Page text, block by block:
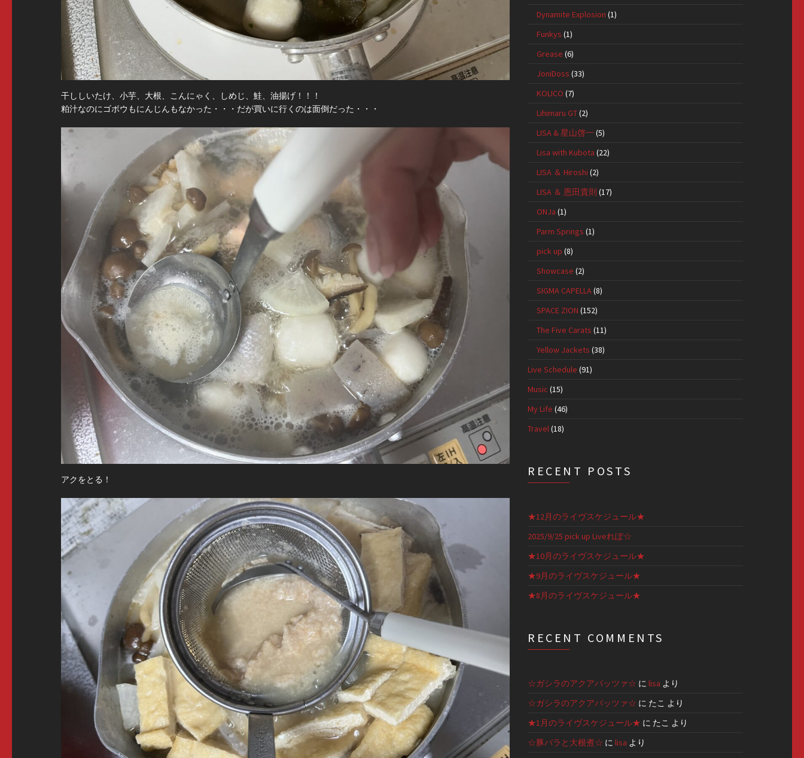
干ししいたけ、小芋、大根、こんにゃく、しめじ、鮭、油揚げ！！！
粕汁なのにゴボウもにんじんもなかった・・・だが買いに行くのは面倒だった・・・
アクをとる！
Dynamite Explosion (1)
Funkys (1)
Grease (6)
JoniDoss (33)
KOLICO (7)
Lihimaru GT(2)
LISA & 星山啓一(5)
Lisa with Kubota (22)
LISA ＆ Hiroshi (2)
LISA ＆ 恩田貴則 (17)
ONJa (1)
Parm Springs (1)
pick up (8)
Showcase (2)
SIGMA CAPELLA(8)
SPACE ZION (152)
The Five Carats (11)
Yellow Jackets (38)
Live Schedule (91)
Music (15)
My Life (46)
Travel(18)
RECENT POSTS
★12月のライヴスケジュール★
2025/9/25 pick up Liveれぽ☆
★10月のライヴスケジュール★
★9月のライヴスケジュール★
★8月のライヴスケジュール★
RECENT COMMENTS
☆ガシラのアクアパッツァ☆ に lisa より
☆ガシラのアクアパッツァ☆ に たこ より
★1月のライヴスケジュール★ に たこ より
☆豚バラと大根煮☆ に lisa より